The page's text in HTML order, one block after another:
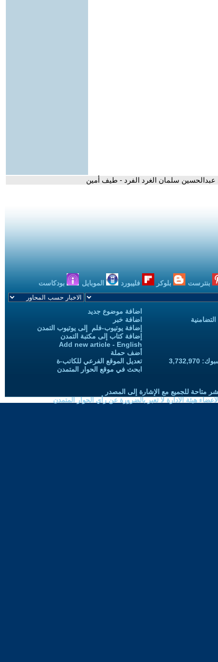
عبدالحسين سلمان الغرد الفرد - طيف أمين
بنترست بلوكر فليبورد الموبايل بودكاست
اضافة موضوع جديد
اضافة خبر
إضافة يوتيوب-فلم إلى يوتيوب التمدن
إضافة كتاب إلى مكتبة التمدن
Add new article - English
أضف حملة
تعديل الموقع الفرعي للكاتب-ة
ابحث في موقع الحوار المتمدن
متاحة للجميع مع الإشارة إلى المصدر
هيئة الادارة لا تعبر بالضرورة عن رأي الحوار المتمدن